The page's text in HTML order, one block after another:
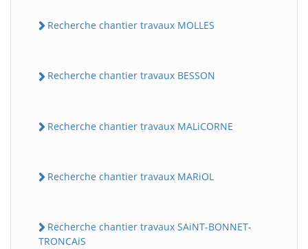
Recherche chantier travaux MOLLES
Recherche chantier travaux BESSON
Recherche chantier travaux MALiCORNE
Recherche chantier travaux MARiOL
Recherche chantier travaux SAiNT-BONNET-
TRONCAiS